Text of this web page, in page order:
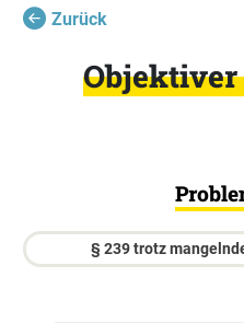
Zurück
Objektiver
§ 239 trotz